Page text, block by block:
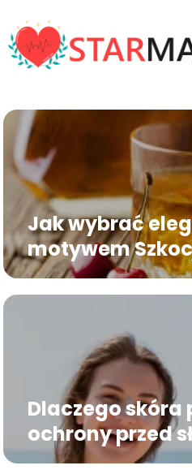
Jak wybrać
motywem
Dlaczego skóra
ochrony przed
cały rok – fakty